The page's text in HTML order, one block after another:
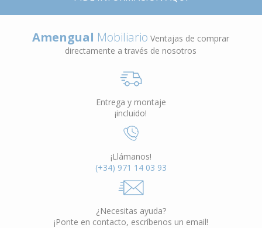
Amengual Mobiliario Ventajas de comprar
directamente a través de nosotros
Entrega y montaje
¡incluido!
¡Llámanos!
(+34) 971 14 03 93
¿Necesitas ayuda?
¡Ponte en contacto, escríbenos un email!